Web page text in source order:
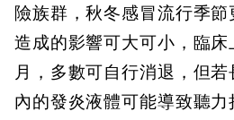
險族群，秋冬感冒流行季
造成的影響可大可小，臨
月，多數可自行消退，但
內的發炎液體可能導致聽